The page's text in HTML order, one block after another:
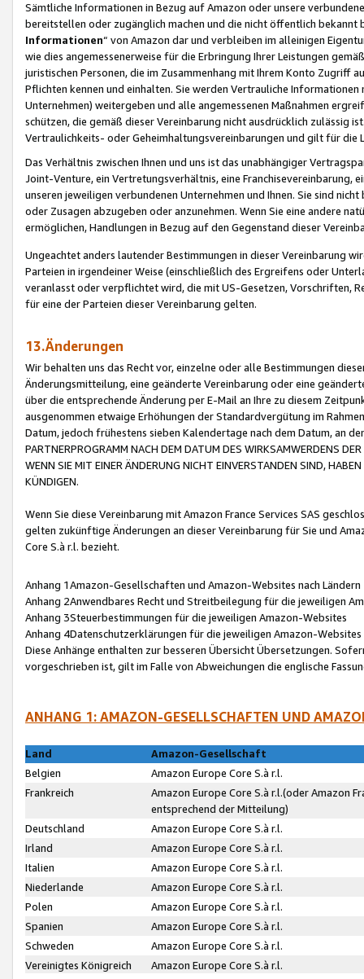
Sämtliche Informationen in Bezug auf Amazon oder unsere
bereitstellen oder zugänglich machen und die nicht öffentlich
Informationen“ von Amazon dar und verbleiben im alleinigen
wie dies angemessenerweise für die Erbringung Ihrer Leistungen
juristischen Personen, die im Zusammenhang mit Ihrem Konto
Pflichten kennen und einhalten. Sie werden Vertrauliche
Unternehmen) weitergeben und alle angemessenen Maßnahmen
schützen, die gemäß dieser Vereinbarung nicht ausdrücklich zulässig
Vertraulichkeits- oder Geheimhaltungsvereinbarungen und gilt für die
Das Verhältnis zwischen Ihnen und uns ist das unabhängiger
Joint-Venture, ein Vertretungsverhältnis, eine Franchisevereinbarung,
unseren jeweiligen verbundenen Unternehmen und Ihnen. Sie sind
oder Zusagen abzugeben oder anzunehmen. Wenn Sie eine andere
ermöglichen, Handlungen in Bezug auf den Gegenstand dieser
Ungeachtet anders lautender Bestimmungen in dieser Vereinbarung
Parteien in irgendeiner Weise (einschließlich des Ergreifens oder
veranlasst oder verpflichtet wird, die mit US-Gesetzen, Vorschriften,
für eine der Parteien dieser Vereinbarung gelten.
13.Änderungen
Wir behalten uns das Recht vor, einzelne oder alle Bestimmungen
Änderungsmitteilung, eine geänderte Vereinbarung oder eine
über die entsprechende Änderung per E-Mail an Ihre zu diesem
ausgenommen etwaige Erhöhungen der Standardvergütung im
Datum, jedoch frühestens sieben Kalendertage nach dem Datum, an
PARTNERPROGRAMM NACH DEM DATUM DES WIRKSAMWERDENS
WENN SIE MIT EINER ÄNDERUNG NICHT EINVERSTANDEN SIND,
KÜNDIGEN.
Wenn Sie diese Vereinbarung mit Amazon France Services SAS
gelten zukünftige Änderungen an dieser Vereinbarung für Sie und
Core S.à r.l. bezieht.
Anhang 1Amazon-Gesellschaften und Amazon-Websites nach Ländern
Anhang 2Anwendbares Recht und Streitbeilegung für die jeweiligen
Anhang 3Steuerbestimmungen für die jeweiligen Amazon-Websites
Anhang 4Datenschutzerklärungen für die jeweiligen Amazon-Websites
Diese Anhänge enthalten zur besseren Übersicht Übersetzungen.
vorgeschrieben ist, gilt im Falle von Abweichungen die englische
ANHANG 1: AMAZON-GESELLSCHAFTEN UND
Land
Amazon-Gesellschaft
Belgien
Amazon Europe Core S.à r.l.
Frankreich
Amazon Europe Core S.à r.l.(oder Amazon
entsprechend der Mitteilung)
Deutschland
Amazon Europe Core S.à r.l.
Irland
Amazon Europe Core S.à r.l.
Italien
Amazon Europe Core S.à r.l.
Niederlande
Amazon Europe Core S.à r.l.
Polen
Amazon Europe Core S.à r.l.
Spanien
Amazon Europe Core S.à r.l.
Schweden
Amazon Europe Core S.à r.l.
Vereinigtes Königreich
Amazon Europe Core S.à r.l.